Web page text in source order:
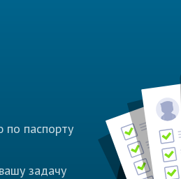
по паспорту
задачу